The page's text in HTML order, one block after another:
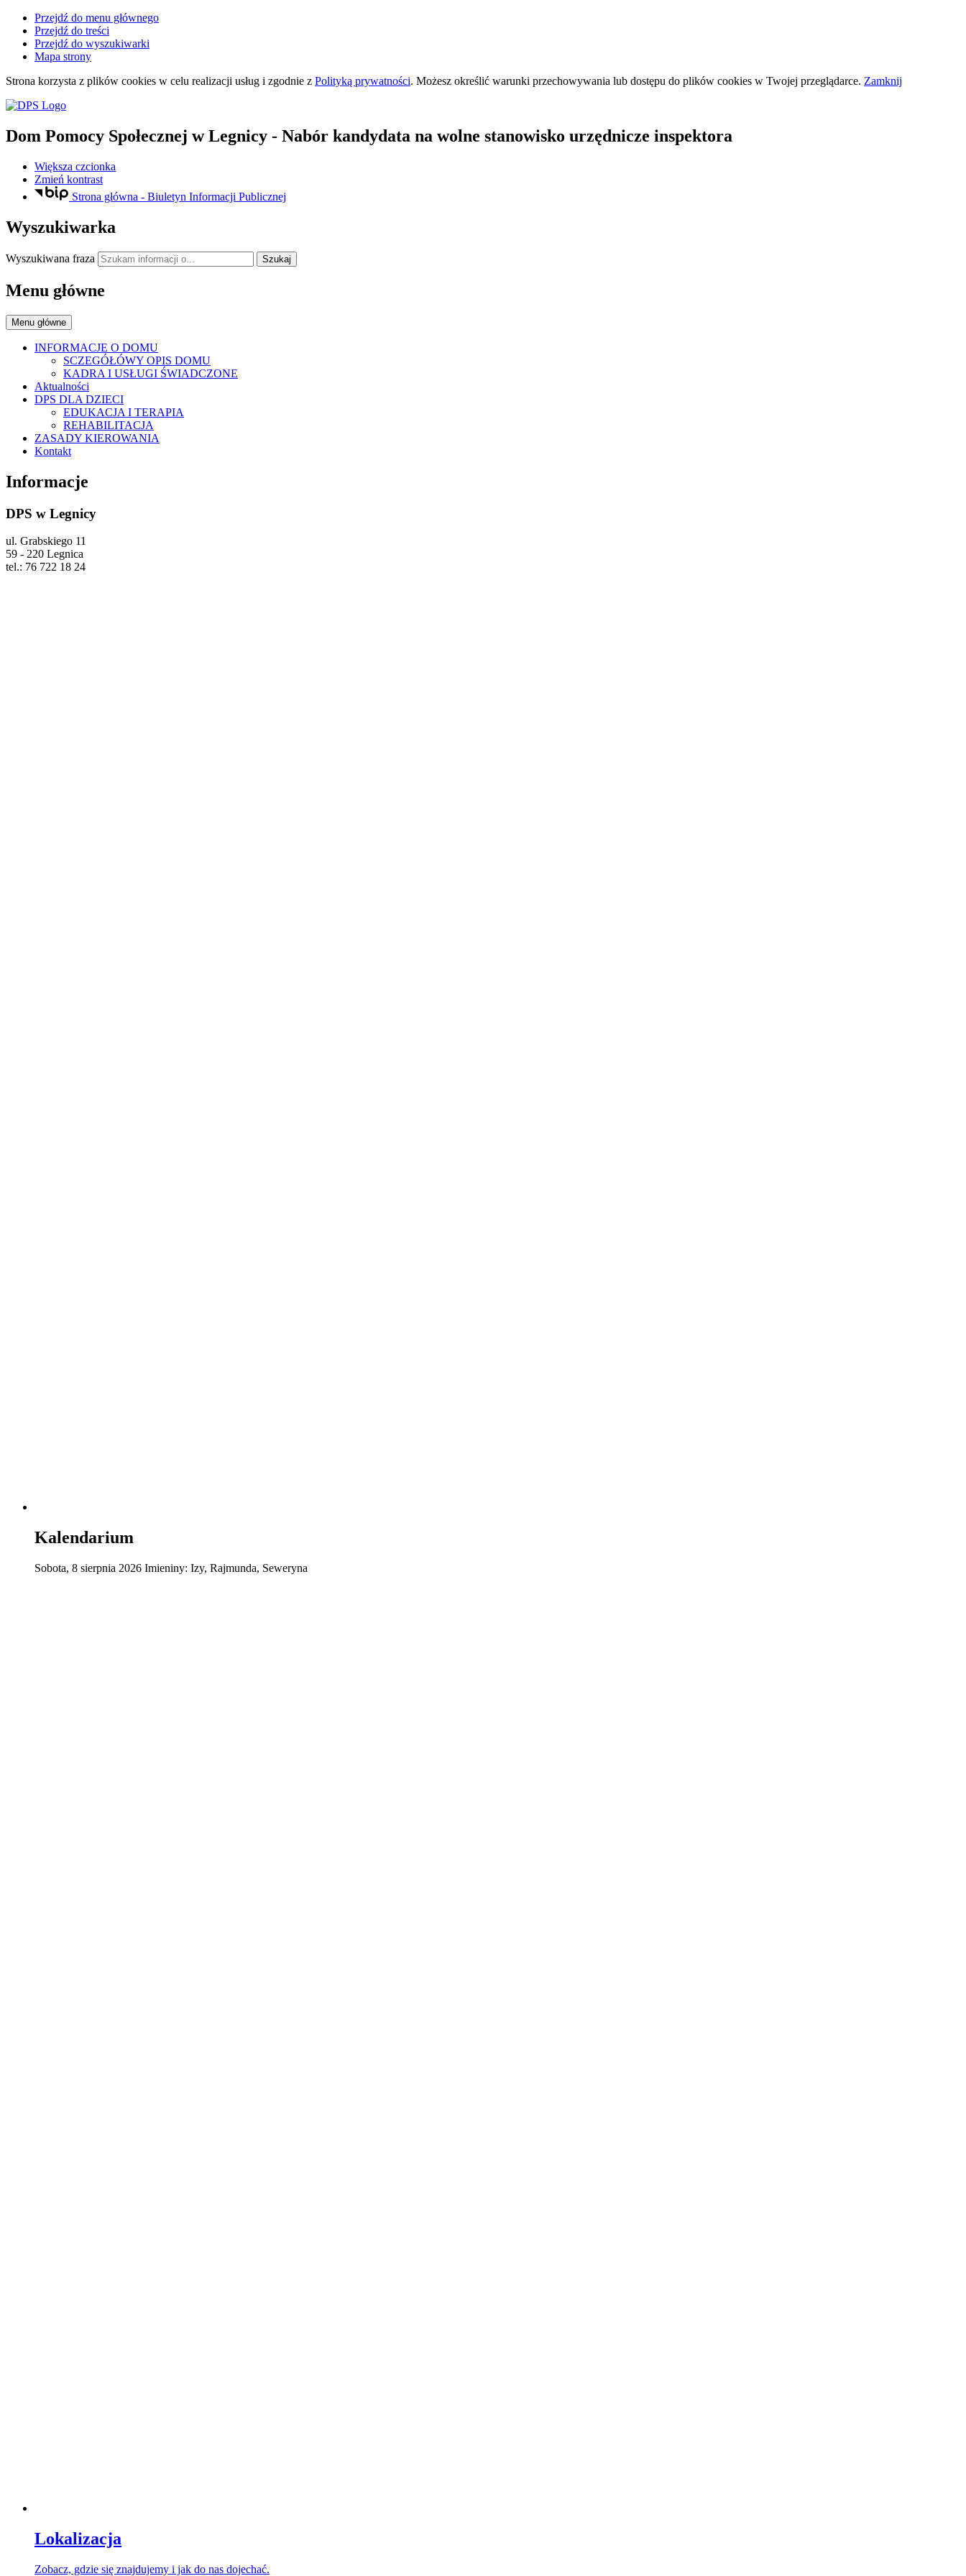
Przejdź do menu głównego
Przejdź do treści
Przejdź do wyszukiwarki
Mapa strony
Strona korzysta z plików cookies w celu realizacji usług i zgodnie z Polityką prywatności. Możesz określić warunki przechowywania lub dostępu do plików cookies w Twojej przeglądarce. Zamknij
Dom Pomocy Społecznej w Legnicy - Nabór kandydata na wolne stanowisko urzędnicze inspektora
Większa czcionka
Zmień kontrast
Strona główna - Biuletyn Informacji Publicznej
Wyszukiwarka
Wyszukiwana fraza Szukaj
Menu główne
Menu główne
INFORMACJE O DOMU
SCZEGÓŁÓWY OPIS DOMU
KADRA I USŁUGI ŚWIADCZONE
Aktualności
DPS DLA DZIECI
EDUKACJA I TERAPIA
REHABILITACJA
ZASADY KIEROWANIA
Kontakt
Informacje
DPS w Legnicy
ul. Grabskiego 11
59 - 220 Legnica
tel.: 76 722 18 24
Kalendarium
Sobota, 8 sierpnia 2026 Imieniny: Izy, Rajmunda, Seweryna
Lokalizacja
Zobacz, gdzie się znajdujemy i jak do nas dojechać.